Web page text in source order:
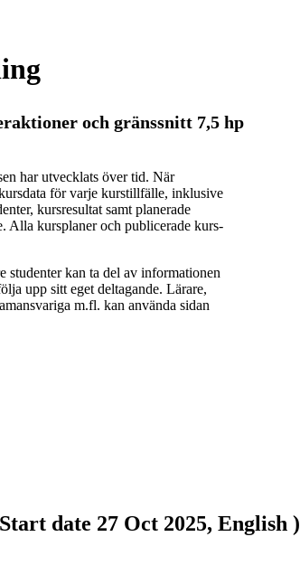
och gränssnitt 7,5 hp
har utvecklats över tid. När
för varje kurstillfälle, inklusive
kursresultat samt planerade
Alla kursplaner och publicerade kurs-
studenter kan ta del av informationen
upp sitt eget deltagande. Lärare,
m.fl. kan använda sidan
date 27 Oct 2025, English )